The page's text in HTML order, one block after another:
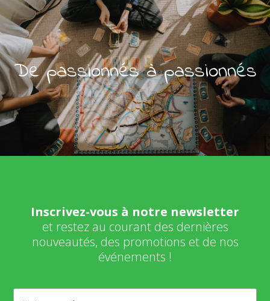
De passionnés à passionnés
Inscrivez-vous à notre newsletter
et restez au courant des dernières
nouveautés, des promotions et de nos
événements !